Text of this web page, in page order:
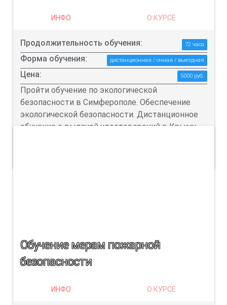
ИНФО О КУРСЕ
Продолжительность обучения: 72 часа
Форма обучения: дистанционная / очная / выездная
Цена: 5000 руб.
Пройти обучение по экологической
безопасности в Симферополе. Обеспечение
экологической безопасности. Дистанционное
обучение с выдачей удостоверений в Крыму.
Обучение мерам пожарной
безопасности
ИНФО О КУРСЕ